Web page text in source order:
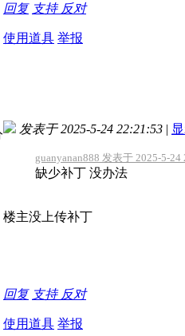
回复 支持 反对
使用道具 举报
发表于 2025-5-24 22:21:53 |
guanyanan888 发表于 2025-5-24
缺少补丁 没办法
楼主没上传补丁
回复 支持 反对
使用道具 举报